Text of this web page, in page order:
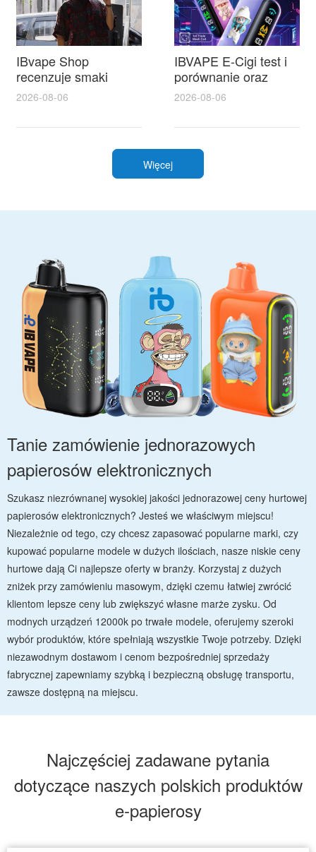
IBvape Shop
recenzuje smaki
arbuzowe — jak
wygląda arbuz w e-
liquidu i który smak
2026-08-06
IBVAPE E-Cigi test i
porównanie oraz
praktyczne wskazówki
dotyczące liquid moc
24 dla wymagających
2026-08-06
Więcej
Tanie zamówienie jednorazowych
papierosów elektronicznych
Szukasz niezrównanej wysokiej jakości jednorazowej ceny hurtowej
papierosów elektronicznych? Jesteś we właściwym miejscu!
Niezależnie od tego, czy chcesz zapasować popularne marki, czy
kupować popularne modele w dużych ilościach, nasze niskie ceny
hurtowe dają Ci najlepsze oferty w branży. Korzystaj z dużych
zniżek przy zamówieniu masowym, dzięki czemu łatwiej zwrócić
klientom lepsze ceny lub zwiększyć własne marże zysku. Od
modnych urządzeń 12000k po trwałe modele, oferujemy szeroki
wybór produktów, które spełniają wszystkie Twoje potrzeby. Dzięki
niezawodnym dostawom i cenom bezpośredniej sprzedaży
fabrycznej zapewniamy szybką i bezpieczną obsługę transportu,
zawsze dostępną na miejscu.
Najczęściej zadawane pytania
dotyczące naszych polskich produktów
e-papierosy